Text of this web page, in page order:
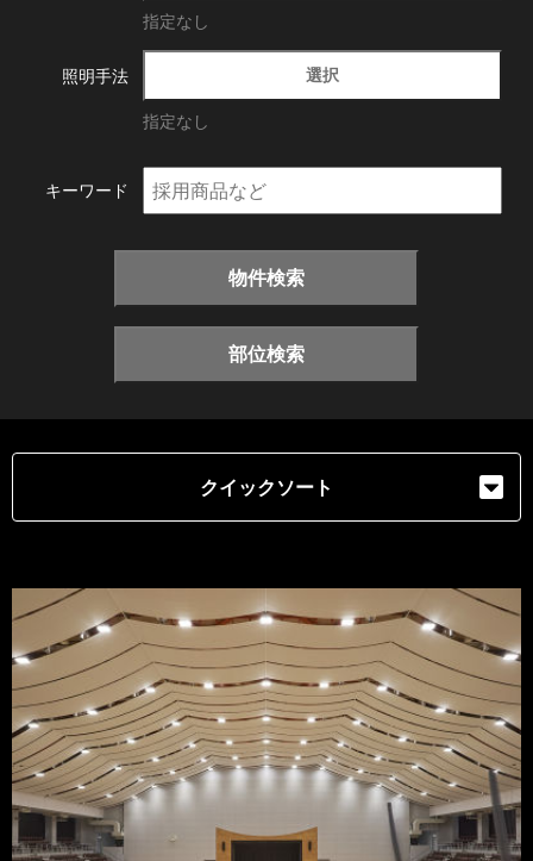
指定なし
照明手法 選択
指定なし
キーワード
物件検索
部位検索
クイックソート